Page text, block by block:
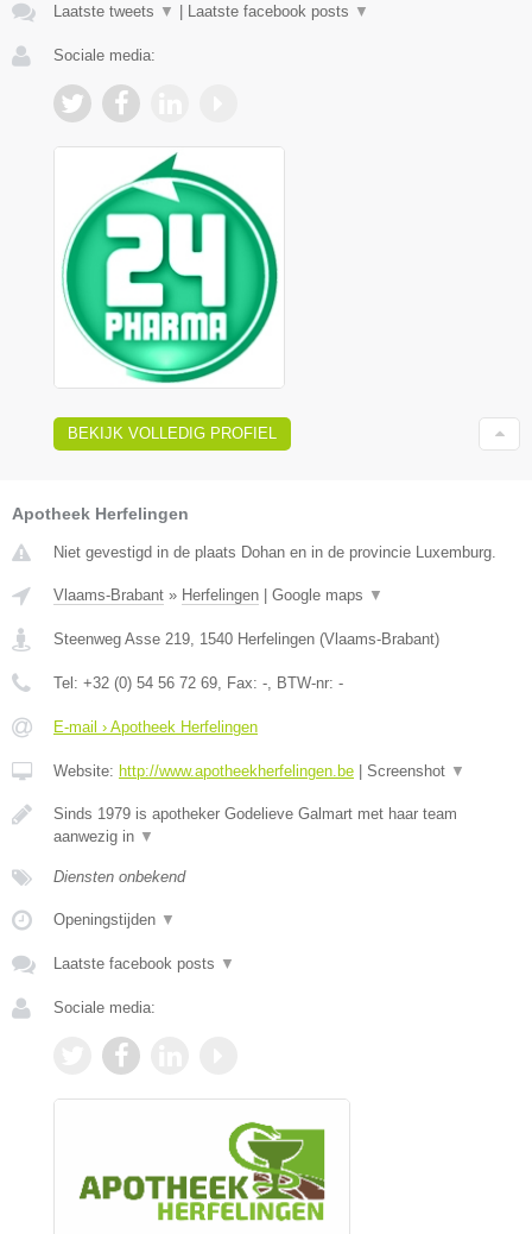
Laatste tweets ▼ Laatste facebook posts ▼
Sociale media:
BEKIJK VOLLEDIG PROFIEL
Apotheek Herfelingen
Niet gevestigd in de plaats Dohan en in de provincie Luxemburg.
Vlaams-Brabant » Herfelingen Google maps ▼
Steenweg Asse 219 1540 Herfelingen (Vlaams-Brabant)
Tel: +32 (0) 54 56 72 69 , Fax: - , BTW-nr: -
E-mail › Apotheek Herfelingen
Website: http://www.apotheekherfelingen.be Screenshot ▼
Sinds 1979 is apotheker Godelieve Galmart met haar team
aanwezig in ▼
Diensten onbekend
Openingstijden ▼
Laatste facebook posts ▼
Sociale media: